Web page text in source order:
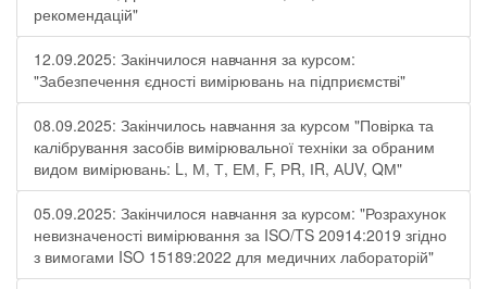
рекомендацій"
12.09.2025: Закінчилося навчання за курсом:
"Забезпечення єдності вимірювань на підприємстві"
08.09.2025: Закінчилось навчання за курсом "Повірка та
калібрування засобів вимірювальної техніки за обраним
видом вимірювань: L, М, Т, ЕМ, F, РR, ІR, АUV, QМ"
05.09.2025: Закінчилося навчання за курсом: "Розрахунок
невизначеності вимірювання за ISO/TS 20914:2019 згідно
з вимогами ISO 15189:2022 для медичних лабораторій"